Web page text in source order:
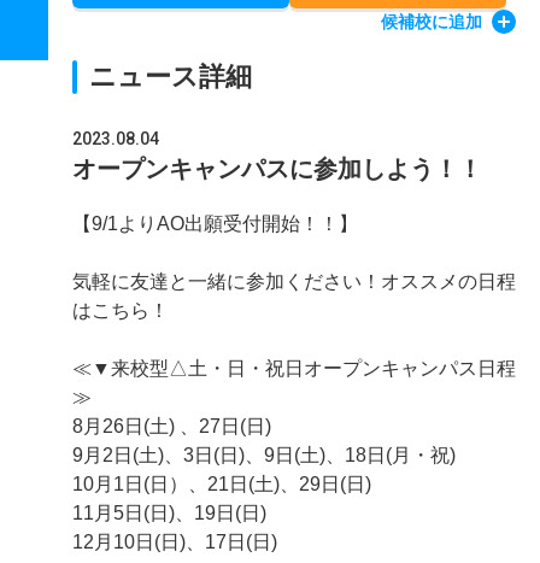
候補校に追加
ニュース詳細
2023.08.04
オープンキャンパスに参加しよう！！
【9/1よりAO出願受付開始！！】
気軽に友達と一緒に参加ください！オススメの日程
はこちら！
≪▼来校型△土・日・祝日オープンキャンパス日程
≫
8月26日(土) 、27日(日)
9月2日(土)、3日(日)、9日(土)、18日(月・祝)
10月1日(日）、21日(土)、29日(日)
11月5日(日)、19日(日)
12月10日(日)、17日(日)